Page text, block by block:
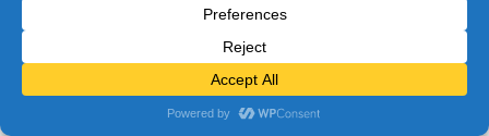
FIÈREMENT PROPULSÉ PARPARABOLA